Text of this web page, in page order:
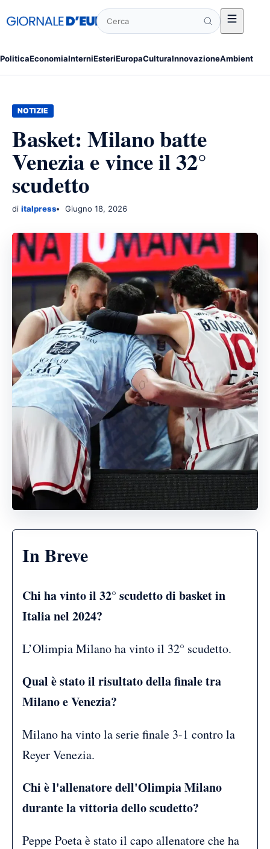
PoliticaEconomiaInterniEsteriEuropaCulturaInnovazioneAmbiente
Cerca
NOTIZIE
Basket: Milano batte
Venezia e vince il 32°
scudetto
di italpress Giugno 18, 2026
In Breve
Chi ha vinto il 32° scudetto di basket in
Italia nel 2024?
L’Olimpia Milano ha vinto il 32° scudetto.
Qual è stato il risultato della finale tra
Milano e Venezia?
Milano ha vinto la serie finale 3-1 contro la
Reyer Venezia.
Chi è l'allenatore dell'Olimpia Milano
durante la vittoria dello scudetto?
Peppe Poeta è stato il capo allenatore che ha